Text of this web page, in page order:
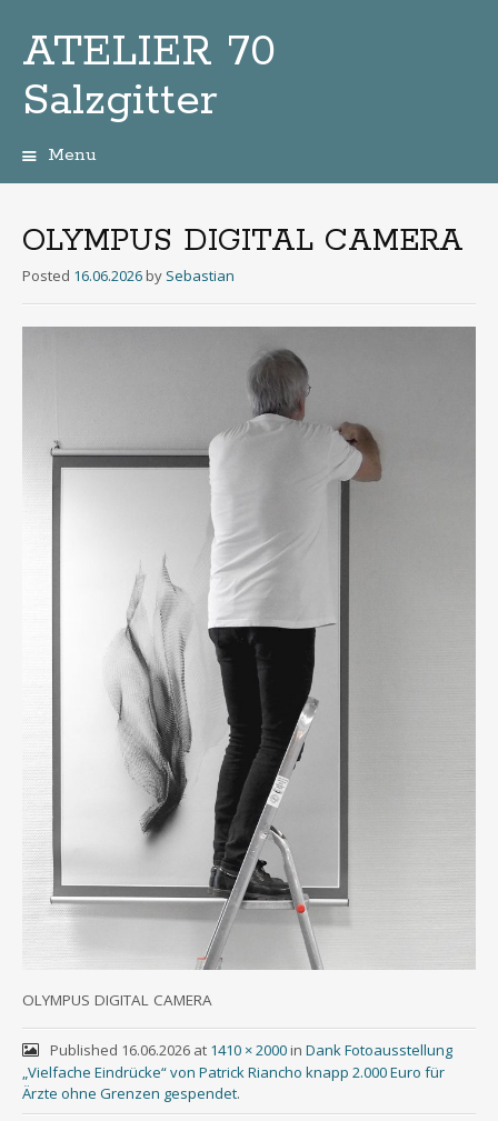
ATELIER 70
Salzgitter
Menu
OLYMPUS DIGITAL CAMERA
Posted 16.06.2026 by Sebastian
OLYMPUS DIGITAL CAMERA
Published 16.06.2026at 1410 × 2000in Dank Fotoausstellung
„Vielfache Eindrücke“ von Patrick Riancho knapp 2.000 Euro für
Ärzte ohne Grenzen gespendet.